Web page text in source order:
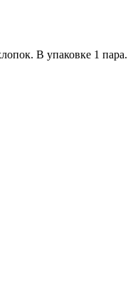
В упаковке 1 пара.